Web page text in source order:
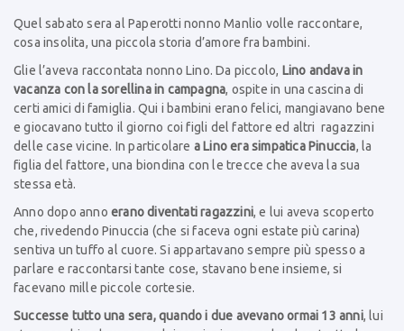
Quel sabato sera al Paperotti nonno Manlio volle raccontare,
cosa insolita, una piccola storia d’amore fra bambini.
Glie l’aveva raccontata nonno Lino. Da piccolo, Lino andava in
vacanza con la sorellina in campagna, ospite in una cascina di
certi amici di famiglia. Qui i bambini erano felici, mangiavano bene
e giocavano tutto il giorno coi figli del fattore ed altri ragazzini
delle case vicine. In particolare a Lino era simpatica Pinuccia, la
figlia del fattore, una biondina con le trecce che aveva la sua
stessa età.
Anno dopo anno erano diventati ragazzini, e lui aveva scoperto
che, rivedendo Pinuccia (che si faceva ogni estate più carina)
sentiva un tuffo al cuore. Si appartavano sempre più spesso a
parlare e raccontarsi tante cose, stavano bene insieme, si
facevano mille piccole cortesie.
Successe tutto una sera, quando i due avevano ormai 13 anni, lui